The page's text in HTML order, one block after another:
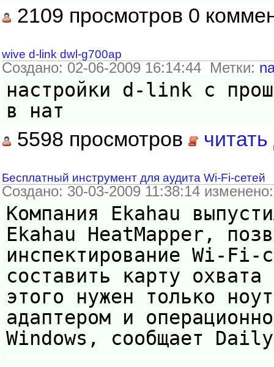
2109 просмотров 0
wive d-link dwl-g700ap
Создано: 02-06-2009 16:14:44 Метки:
настройки d-link с
в нат
5598 просмотров
Бесплатный инструмент для аудита Wi-Fi-сетей
Создано: 30-03-2009 11:38:14
Компания Ekahau
Ekahau HeatMapper,
инспектирование Wi-Fi-
составить карту
этого нужен только
адаптером и
Windows, сообщает